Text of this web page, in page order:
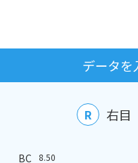
データを
R 右目
BC 8.50